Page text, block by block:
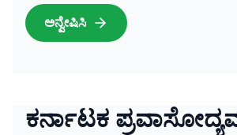
ಅನ್ವೇಷಿಸಿ
ಕರ್ನಾಟಕ